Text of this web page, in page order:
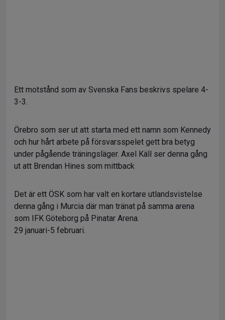
Ett motstånd som av Svenska Fans beskrivs spelare 4-
3-3.
Örebro som ser ut att starta med ett namn som Kennedy
och hur hårt arbete på försvarsspelet gett bra betyg
under pågående träningsläger. Axel Käll ser denna gång
ut att Brendan Hines som mittback
Det är ett ÖSK som har valt en kortare utlandsvistelse
denna gång i Murcia där man tränat på samma arena
som IFK Göteborg på Pinatar Arena.
29 januari-5 februari.